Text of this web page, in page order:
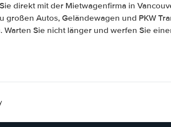
direkt mit der Mietwagenfirma in
großen Autos, Geländewagen und PKW
Warten Sie nicht länger und werfen Sie